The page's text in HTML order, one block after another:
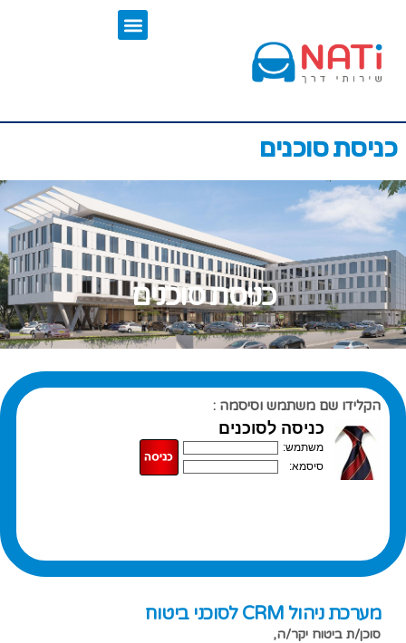
כניסת סוכנים
כניסת סוכנים
מערכת ניהול CRM לסוכני ביטוח
סוכן/ת ביטוח יקר/ה,
הקלידו שם משתמש וסיסמה :